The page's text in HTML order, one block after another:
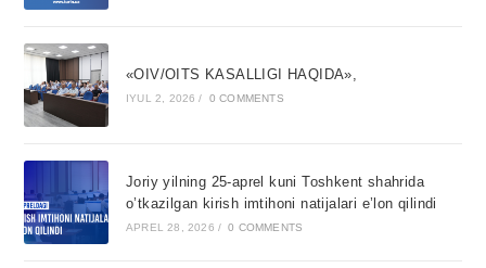
«OIV/OITS KASALLIGI HAQIDA»,
IYUL 2, 2026 / 0 COMMENTS
Joriy yilning 25-aprel kuni Toshkent shahrida
o’tkazilgan kirish imtihoni natijalari e’lon qilindi
APREL 28, 2026 / 0 COMMENTS